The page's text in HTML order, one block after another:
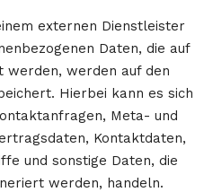
externen Dienstleister
Daten, die auf
werden, werden auf den
Hierbei kann es sich
Meta- und
Kontaktdaten,
und sonstige Daten, die
werden, handeln.